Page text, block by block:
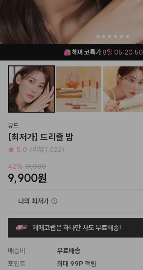
헤메코특가8일 05:20:49
뮤드
[최저가] 드리즐 밤
5.0 (리뷰 1,022)
42% 17,000
9,900원
나의 최저가
헤메코랩은 하나만 사도 무료배송!
배송비
무료배송
포인트
최대 99P 적립